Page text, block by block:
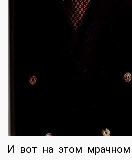
И вот на этом мрачном